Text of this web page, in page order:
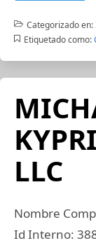
Categorizado en:
Etiquetado como:
LLC
Nombre
Id Interno: